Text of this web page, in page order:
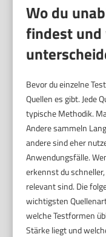
Wo du
findest und
Bevor du einzelne
Quellen es gibt. Jede
typische Methodik.
Andere sammeln
andere sind eher
Anwendungsfälle.
erkennst du
relevant sind. Die
wichtigsten
welche Testformen
Stärke liegt und